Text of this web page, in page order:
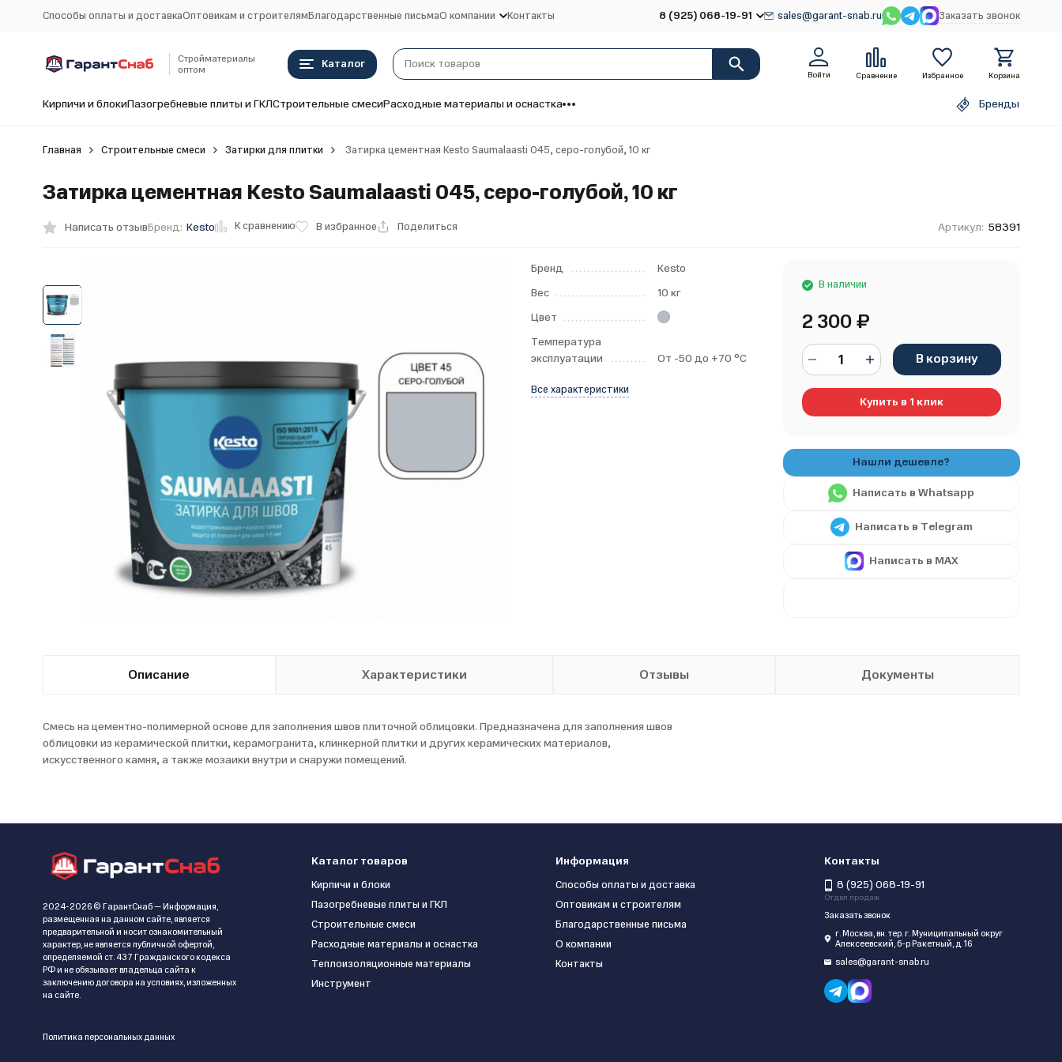
Способы оплаты и доставкаОптовикам и строителямБлагодарственные письмаО компании Контакты 8 (925) 068-19-91 sales@garant-snab.ru Заказать звонок
Стройматериалы
оптом
Каталог
Войти Сравнение Избранное Корзина
Кирпичи и блокиПазогребневые плиты и ГКЛСтроительные смесиРасходные материалы и оснастка Бренды
Главная Строительные смеси Затирки для плитки Затирка цементная Kesto Saumalaasti 045, серо-голубой, 10 кг
Затирка цементная Kesto Saumalaasti 045, серо-голубой, 10 кг
Написать отзывБренд: Kesto К сравнению В избранное Поделиться Артикул: 58391
Бренд
Kesto
Вес
10 кг
Цвет
Температура
эксплуатации
От -50 до +70 °С
Все характеристики
В наличии
2 300₽
В корзину
Купить в 1 клик
Написать в Whatsapp
Написать в Telegram
Написать в MAX
Описание Характеристики Отзывы Документы
Смесь на цементно-полимерной основе для заполнения швов плиточной облицовки. Предназначена для заполнения швов
облицовки из керамической плитки, керамогранита, клинкерной плитки и других керамических материалов,
искусственного камня, а также мозаики внутри и снаружи помещений.
2024-2026 © ГарантСнаб — Информация,
размещенная на данном сайте, является
предварительной и носит ознакомительный
характер, не является публичной офертой,
определяемой ст. 437 Гражданского кодекса
РФ и не обязывает владельца сайта к
заключению договора на условиях, изложенных
на сайте.
Политика персональных данных
Каталог товаров
Кирпичи и блоки
Пазогребневые плиты и ГКЛ
Строительные смеси
Расходные материалы и оснастка
Теплоизоляционные материалы
Инструмент
Информация
Способы оплаты и доставка
Оптовикам и строителям
Благодарственные письма
О компании
Контакты
Контакты
8 (925) 068-19-91
Отдел продаж
Заказать звонок
г. Москва, вн. тер. г. Муниципальный округ
Алексеевский, б-р Ракетный, д. 16
sales@garant-snab.ru